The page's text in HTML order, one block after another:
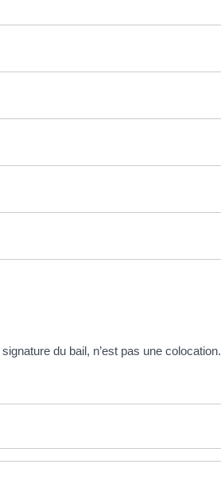
du bail, n’est pas une colocation.